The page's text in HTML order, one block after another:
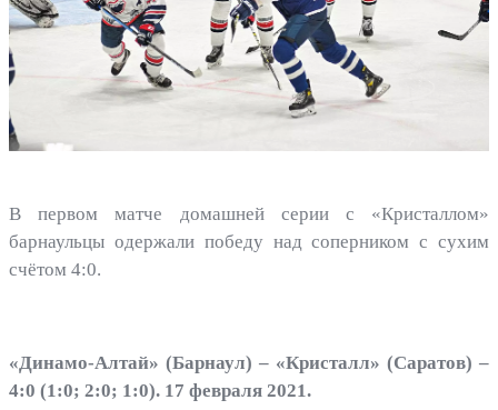
В первом матче домашней серии с «Кристаллом»
барнаульцы одержали победу над соперником с сухим
счётом 4:0.
«Динамо-Алтай» (Барнаул) – «Кристалл» (Саратов) –
4:0 (1:0; 2:0; 1:0). 17 февраля 2021.